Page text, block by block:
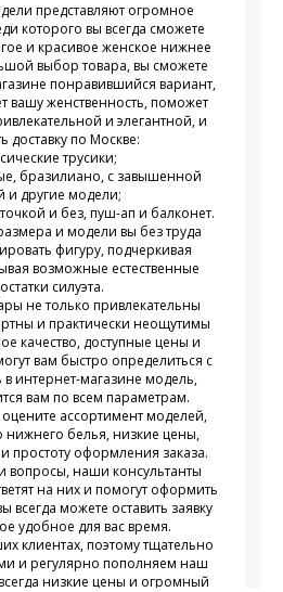
представляют огромное
которого вы всегда сможете
и красивое женское нижнее
выбор товара, вы сможете
понравившийся вариант,
вашу женственность, поможет
и элегантной, и
доставку по Москве:
трусики;
бразилиано, с завышенной
и другие модели;
и без, пуш-ап и балконет.
и модели вы без труда
фигуру, подчеркивая
возможные естественные
силуэта.
не только привлекательны
и практически неощутимы
качество, доступные цены и
вам быстро определиться с
интернет-магазине модель,
вам по всем параметрам.
ассортимент моделей,
нижнего белья, низкие цены,
простоту оформления заказа.
вопросы, наши консультанты
на них и помогут оформить
всегда можете оставить заявку
удобное для вас время.
клиентах, поэтому тщательно
и регулярно пополняем наш
низкие цены и огромный